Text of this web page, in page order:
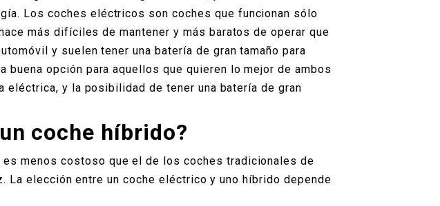
Los coches eléctricos son coches que funcionan sólo
más difíciles de mantener y más baratos de operar que
y suelen tener una batería de gran tamaño para
opción para aquellos que quieren lo mejor de ambos
y la posibilidad de tener una batería de gran
coche híbrido?
menos costoso que el de los coches tradicionales de
elección entre un coche eléctrico y uno híbrido depende